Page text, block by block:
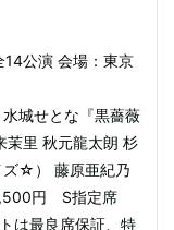
公演 会場：東京
城せとな『黒薔薇
茉里 秋元龍太朗 杉
ズ☆） 藤原亜紀乃
円 S指定席
は最良席保証、特